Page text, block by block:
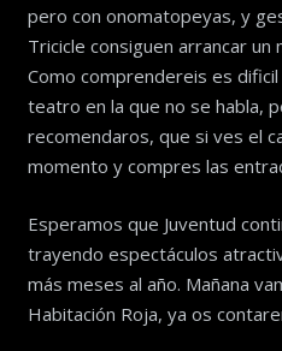
pero con onomatopeyas, y
Tricicle consiguen arrancar un
Como comprendereis es
teatro en la que no se habla,
recomendaros, que si ves el
momento y compres las
Esperamos que Juventud
trayendo espectáculos
más meses al año. Mañana
Habitación Roja, ya os